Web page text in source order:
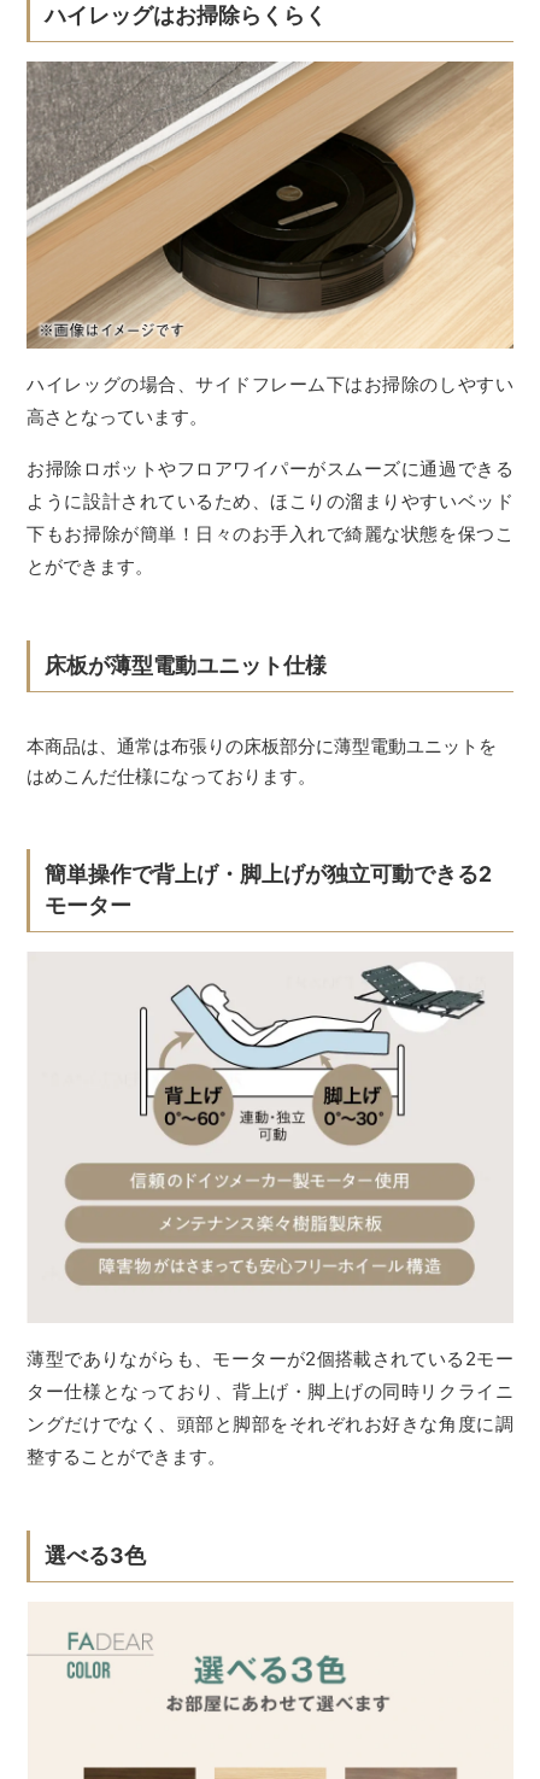
ハイレッグはお掃除らくらく
ハイレッグの場合、サイドフレーム下はお掃除のしやすい
高さとなっています。
お掃除ロボットやフロアワイパーがスムーズに通過できる
ように設計されているため、ほこりの溜まりやすいベッド
下もお掃除が簡単！日々のお手入れで綺麗な状態を保つこ
とができます。
床板が薄型電動ユニット仕様
本商品は、通常は布張りの床板部分に薄型電動ユニットを
はめこんだ仕様になっております。
簡単操作で背上げ・脚上げが独立可動できる2
モーター
薄型でありながらも、モーターが2個搭載されている2モー
ター仕様となっており、背上げ・脚上げの同時リクライニ
ングだけでなく、頭部と脚部をそれぞれお好きな角度に調
整することができます。
選べる3色